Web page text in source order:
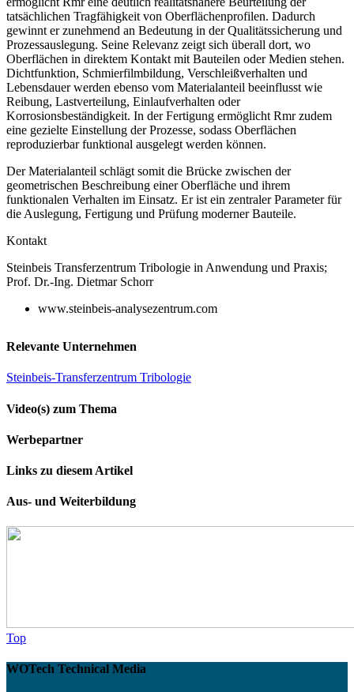
tatsächlichen Tragfähigkeit von Oberflächenprofilen. Dadurch
gewinnt er zunehmend an Bedeutung in der Qualitätssicherung und
Prozessauslegung. Seine Relevanz zeigt sich überall dort, wo
Oberflächen in direktem Kontakt mit Bauteilen oder Medien stehen.
Dichtfunktion, Schmierfilmbildung, Verschleißverhalten und
Lebensdauer werden ebenso vom Materialanteil beeinflusst wie
Reibung, Lastverteilung, Einlaufverhalten oder
Korrosionsbeständigkeit. In der Fertigung ermöglicht Rmr zudem
eine gezielte Einstellung der Prozesse, sodass Oberflächen
reproduzierbar funktional ausgelegt werden können.
Der Materialanteil schlägt somit die Brücke zwischen der
geometrischen Beschreibung einer Oberfläche und ihrem
funktionalen Verhalten im Einsatz. Er ist ein zentraler Parameter für
die Auslegung, Fertigung und Prüfung moderner Bauteile.
Kontakt
Steinbeis Transferzentrum Tribologie in Anwendung und Praxis;
Prof. Dr.-Ing. Dietmar Schorr
www.steinbeis-analysezentrum.com
Relevante Unternehmen
Steinbeis-Transferzentrum Tribologie
Video(s) zum Thema
Werbepartner
Links zu diesem Artikel
Aus- und Weiterbildung
Top
WOTech Technical Media